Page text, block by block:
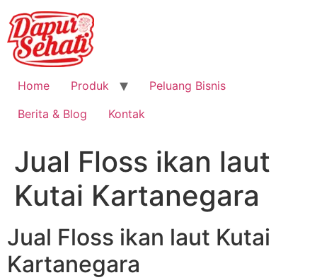
Home Produk
Peluang Bisnis
Berita & Blog
Kontak
Jual Floss ikan laut
Kutai Kartanegara
Jual Floss ikan laut Kutai
Kartanegara